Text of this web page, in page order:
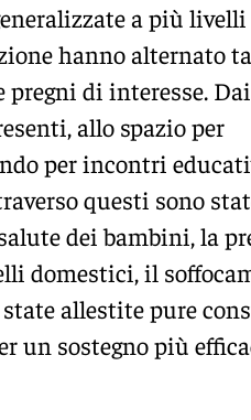
a più
hanno alternato
di interesse.
allo spazio per
per incontri
questi sono
dei bambini, la
domestici, il
allestite pure
un sostegno più